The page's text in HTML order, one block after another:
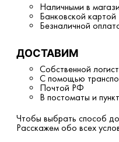
Наличными в
Банковской картой
Безналичной
ДОСТАВИМ
Собственной
С помощью
Почтой РФ
В постоматы и
Чтобы выбрать способ
Расскажем обо всех